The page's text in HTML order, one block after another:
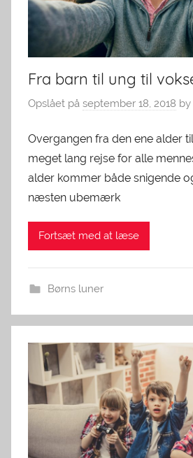
Fra barn til ung til
Opslået på september 18, 2018 by
Overgangen fra den ene alder
meget lang rejse for alle
alder kommer både snigende
næsten ubemærk
Fortsæt med at læse
Børns luner